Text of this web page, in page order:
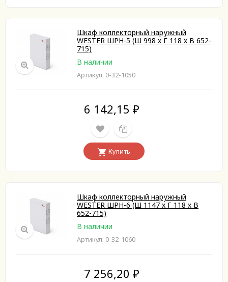
Шкаф коллекторный наружный
WESTER ШРН-5 (Ш 998 х Г 118 х В 652-
715)
В наличии
Артикул: 0-32-1050
6 142,15 ₽
Купить
Шкаф коллекторный наружный
WESTER ШРН-6 (Ш 1147 х Г 118 х В
652-715)
В наличии
Артикул: 0-32-1060
7 256,20 ₽